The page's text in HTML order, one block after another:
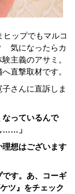
ップでもマルコ
気になったらカ
主義のアサミ。
直撃取材です。
さんに直訴しま
なっているんで
……」
想はございます
す。あ、コーギ
ツ』をチェック